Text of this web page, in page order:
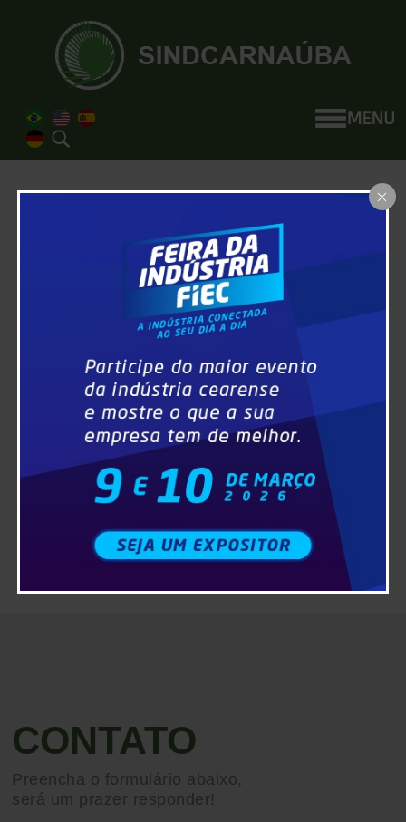
CONTATO
Preencha o formulário abaixo,
será um prazer responder!